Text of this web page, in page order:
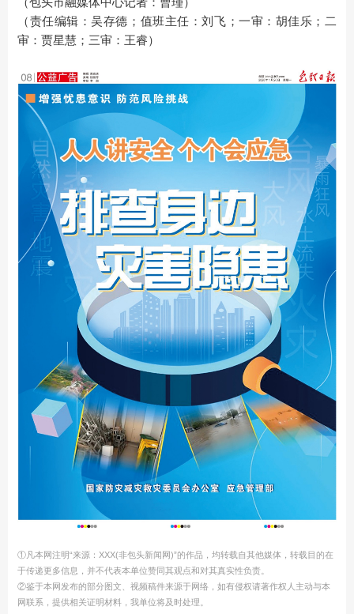
（责任编辑：吴存德；值班主任：刘飞；一审：胡佳乐；二
审：贾星慧；三审：王睿）
①凡本网注明“来源：XXX(非包头新闻网)”的作品，均转载自其他媒体，转载目的在
于传递更多信息，并不代表本单位赞同其观点和对其真实性负责。
②鉴于本网发布的部分图文、视频稿件来源于网络，如有侵权请著作权人主动与本
网联系，提供相关证明材料，我单位将及时处理。